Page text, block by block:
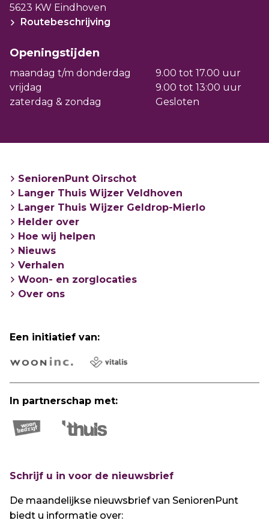
wonen worden dan via de Wet Langdurige
Zorg (Wlz) georganiseerd. Of dit in uw
zorgbehoefte.
5623 KW Eindhoven
Routebeschrijving
Openingstijden
maandag t/m donderdag
9.00 tot 17.00 uur
vrijdag
9.00 tot 13:00 uur
zaterdag & zondag
Gesloten
SeniorenPunt Oirschot
Langer Thuis Wijzer Veldhoven
Langer Thuis Wijzer Geldrop-Mierlo
Helder over
Hoe wij helpen
Nieuws
Verhalen
Woon- en zorglocaties
Over ons
Een initiatief van:
In partnerschap met:
Schrijf u in voor de nieuwsbrief
De maandelijkse nieuwsbrief van SeniorenPunt
biedt u informatie over: